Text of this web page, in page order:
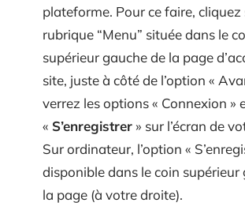
plateforme. Pour ce faire, cliquez
rubrique “Menu” située dans le
supérieur gauche de la page
site, juste à côté de l’option «
verrez les options « Connexion »
« S’enregistrer » sur l’écran de
Sur ordinateur, l’option «
disponible dans le coin supérieur
la page (à votre droite).